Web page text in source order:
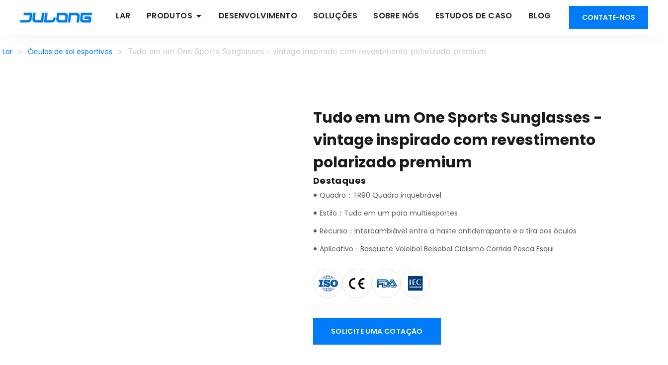
LAR PRODUTOS DESENVOLVIMENTO SOLUÇÕES SOBRE NÓS ESTUDOS DE CASO BLOG CONTATE-NOS
Lar > Óculos de sol esportivos > Tudo em um One Sports Sunglasses - vintage inspirado com revestimento polarizado premium
Tudo em um One Sports Sunglasses -
vintage inspirado com revestimento
polarizado premium
Destaques
Quadro：TR90 Quadro inquebrável
Estilo：Tudo em um para multiesportes
Recurso：Intercambiável entre a haste antiderrapante e a tira dos óculos
Aplicativo：Basquete Voleibol Beisebol Ciclismo Corrida Pesca Esqui
SOLICITE UMA COTAÇÃO